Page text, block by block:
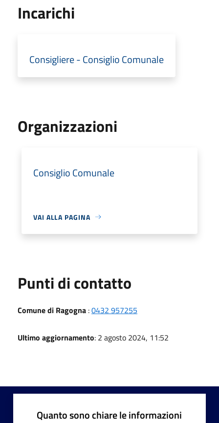
Incarichi
Consigliere - Consiglio Comunale
Organizzazioni
Consiglio Comunale
VAI ALLA PAGINA
Punti di contatto
Comune di Ragogna :0432 957255
Ultimo aggiornamento: 2 agosto 2024, 11:52
Quanto sono chiare le informazioni